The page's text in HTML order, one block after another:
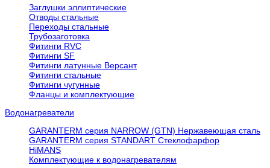
Заглушки эллиптические
Отводы стальные
Переходы стальные
Трубозаготовка
Фитинги RVC
Фитинги SF
Фитинги латунные Версант
Фитинги стальные
Фитинги чугунные
Фланцы и комплектующие
Водонагреватели
GARANTERM серия NARROW (GTN) Нержавеющая сталь
GARANTERM серия STANDART Стеклофарфор
HiMANS
Комплектующие к водонагревателям